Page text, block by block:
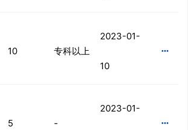
10 专科以上
2023-01-
10

5 -
2023-01-
